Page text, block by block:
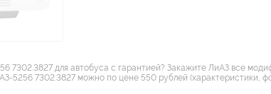
7302.3827 для автобуса с гарантией? Закажите ЛиАЗ все
5256 7302.3827 можно по цене 550 рублей (характеристики,